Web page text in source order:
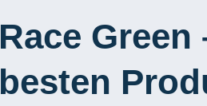
Race Green
besten